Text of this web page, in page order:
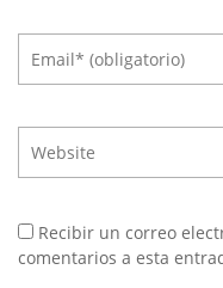
Recibir un correo
comentarios a esta